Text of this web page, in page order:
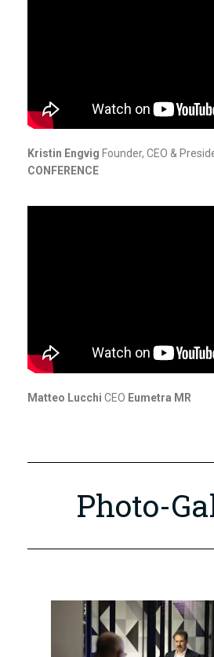
Kristin Engvig Founder, CEO &
CONFERENCE
Matteo Lucchi CEO Eumetra MR
Photo-